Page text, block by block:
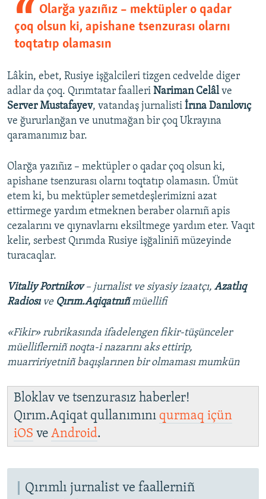
Olarğa yazıñız – mektüpler o qadar
çoq olsun ki, apishane tsenzurası olarnı
toqtatıp olamasın
Lâkin, ebet, Rusiye işğalcileri tizgen cedvelde diger
adlar da çoq. Qırımtatar faalleri Nariman Celâlve
Server Mustafayev, vatandaş jurnalisti İrına Danılovıç
ve ğururlanğan ve unutmağan bir çoq Ukrayına
qaramanımız bar.
Olarğa yazıñız – mektüpler o qadar çoq olsun ki,
apishane tsenzurası olarnı toqtatıp olamasın. Ümüt
etem ki, bu mektüpler semetdeşlerimizni azat
ettirmege yardım etmeknen beraber olarnıñ apis
cezalarını ve qıynavlarnı eksiltmege yardım eter. Vaqıt
kelir, serbest Qırımda Rusiye işğaliniñ müzeyinde
turacaqlar.
Vitaliy Portnikov– jurnalist ve siyasiy izaatçı, Azatlıq
Radiosı ve Qırım.Aqiqatnıñmüellifi
«Fikir» rubrikasında ifadelengen fikir-tüşünceler
müelliflerniñ noqta-i nazarını aks ettirip,
muarririyetniñ baqışlarınen bir olmaması mumkün
Bloklav ve tsenzurasız haberler!
Qırım.Aqiqat qullanımını qurmaq içün
iOS ve Android.
Qırımlı jurnalist ve faallerniñ